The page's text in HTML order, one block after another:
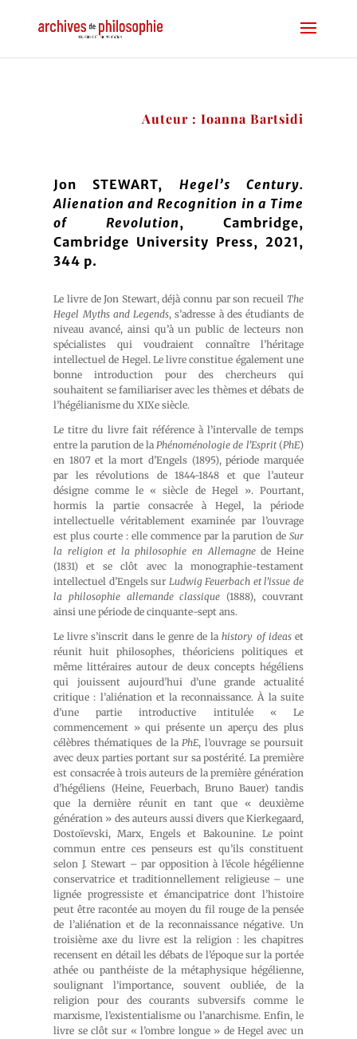
Auteur : Ioanna Bartsidi
Jon STEWART, Hegel’s Century.
Alienation and Recognition in a Time
of Revolution, Cambridge,
Cambridge University Press, 2021,
344 p.
Le livre de Jon Stewart, déjà connu par son recueil The
Hegel Myths and Legends, s’adresse à des étudiants de
niveau avancé, ainsi qu’à un public de lecteurs non
spécialistes qui voudraient connaître l’héritage
intellectuel de Hegel. Le livre constitue également une
bonne introduction pour des chercheurs qui
souhaitent se familiariser avec les thèmes et débats de
l’hégélianisme du XIXe siècle.
Le titre du livre fait référence à l’intervalle de temps
entre la parution de laPhénoménologie de l’Esprit(PhE)
en 1807 et la mort d’Engels (1895), période marquée
par les révolutions de 1844-1848 et que l’auteur
désigne comme le « siècle de Hegel ». Pourtant,
hormis la partie consacrée à Hegel, la période
intellectuelle véritablement examinée par l’ouvrage
est plus courte : elle commence par la parution de Sur
la religion et la philosophie en Allemagnede Heine
(1831) et se clôt avec la monographie-testament
intellectuel d’Engels sur Ludwig Feuerbach et l’issue de
la philosophie allemande classique(1888), couvrant
ainsi une période de cinquante-sept ans.
Le livre s’inscrit dans le genre de lahistory of ideaset
réunit huit philosophes, théoriciens politiques et
même littéraires autour de deux concepts hégéliens
qui jouissent aujourd’hui d’une grande actualité
critique : l’aliénation et la reconnaissance. À la suite
d’une partie introductive intitulée « Le
commencement » qui présente un aperçu des plus
célèbres thématiques de laPhE, l’ouvrage se poursuit
avec deux parties portant sur sa postérité. La première
est consacrée à trois auteurs de la première génération
d’hégéliens (Heine, Feuerbach, Bruno Bauer) tandis
que la dernière réunit en tant que « deuxième
génération » des auteurs aussi divers que Kierkegaard,
Dostoïevski, Marx, Engels et Bakounine. Le point
commun entre ces penseurs est qu’ils constituent
selon J. Stewart – par opposition à l’école hégélienne
conservatrice et traditionnellement religieuse – une
lignée progressiste et émancipatrice dont l’histoire
peut être racontée au moyen du fil rouge de la pensée
de l’aliénation et de la reconnaissance négative. Un
troisième axe du livre est la religion : les chapitres
recensent en détail les débats de l’époque sur la portée
athée ou panthéiste de la métaphysique hégélienne,
soulignant l’importance, souvent oubliée, de la
religion pour des courants subversifs comme le
marxisme, l’existentialisme ou l’anarchisme. Enfin, le
livre se clôt sur « l’ombre longue » de Hegel avec un